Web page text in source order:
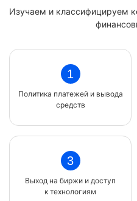
Изучаем и классифицируем
1
Политика платежей и вывода
средств
3
Выход на биржи и доступ
к технологиям